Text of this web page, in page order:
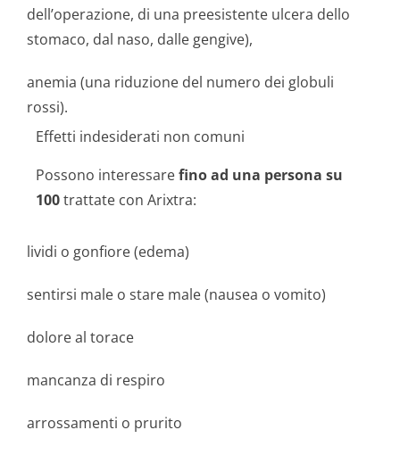
dell’operazione, di una preesistente ulcera dello
stomaco, dal naso, dalle gengive),
anemia (una riduzione del numero dei globuli
rossi).
Effetti indesiderati non comuni
Possono interessarefino ad una persona su
100trattate con Arixtra:
lividi o gonfiore (edema)
sentirsi male o stare male (nausea o vomito)
dolore al torace
mancanza di respiro
arrossamenti o prurito